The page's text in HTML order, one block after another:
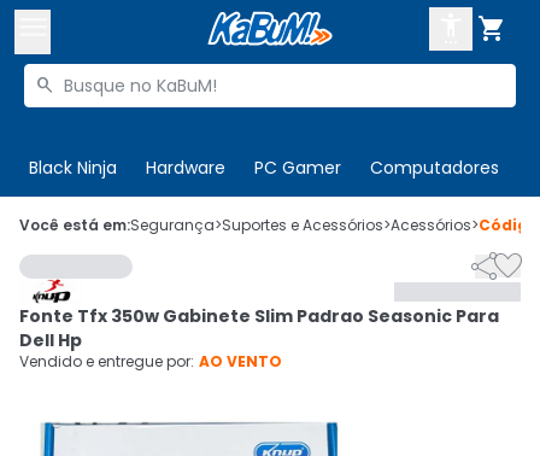

Buscar produtos

Black Ninja Hardware PC Gamer Computadores
 Olá. Acesse sua conta
 Departamentos
Cupons
 Ativar tradutor em libras
CADASTRE-SE
Você está em:Segurança>Suportes e Acessórios>Acessórios>

Fonte Tfx 350w Gabinete Slim Padrao Seasonic Para
Dell Hp
Vendido e entregue por: AO VENTO